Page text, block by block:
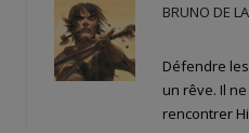
BRUNO DE
Défendre
un rêve. Il
rencontrer